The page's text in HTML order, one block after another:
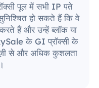
पूल में सभी IP पते
हो सकते हैं कि वे
हैं और उन्हें ब्लॉक या
के GI प्रॉक्सी के
से और अधिक कुशलता